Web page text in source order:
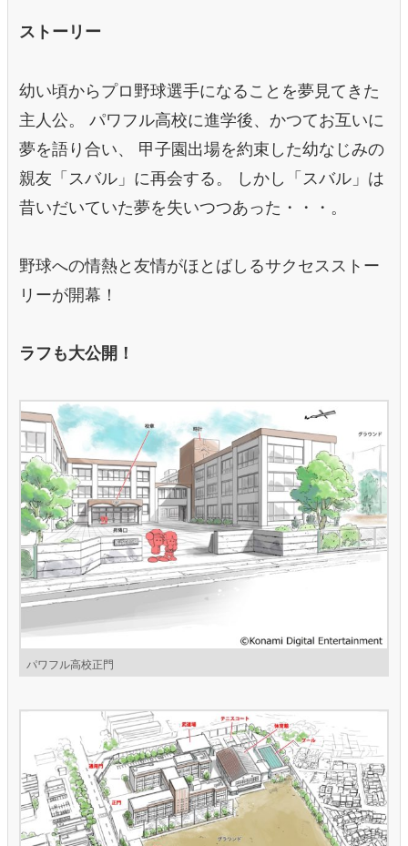
ストーリー
幼い頃からプロ野球選手になることを夢見てきた
主人公。 パワフル高校に進学後、かつてお互いに
夢を語り合い、 甲子園出場を約束した幼なじみの
親友「スバル」に再会する。 しかし「スバル」は
昔いだいていた夢を失いつつあった・・・。
野球への情熱と友情がほとばしるサクセスストー
リーが開幕！
ラフも大公開！
パワフル高校正門